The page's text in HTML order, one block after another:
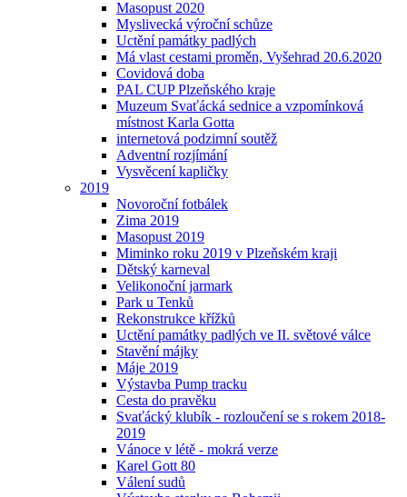
Masopust 2020
Myslivecká výroční schůze
Uctění památky padlých
Má vlast cestami proměn, Vyšehrad 20.6.2020
Covidová doba
PAL CUP Plzeňského kraje
Muzeum Svaťácká sednice a vzpomínková
místnost Karla Gotta
internetová podzimní soutěž
Adventní rozjímání
Vysvěcení kapličky
2019
Novoroční fotbálek
Zima 2019
Masopust 2019
Miminko roku 2019 v Plzeňském kraji
Dětský karneval
Velikonoční jarmark
Park u Tenků
Rekonstrukce křížků
Uctění památky padlých ve II. světové válce
Stavění májky
Máje 2019
Výstavba Pump tracku
Cesta do pravěku
Svaťácký klubík - rozloučení se s rokem 2018-
2019
Vánoce v létě - mokrá verze
Karel Gott 80
Válení sudů